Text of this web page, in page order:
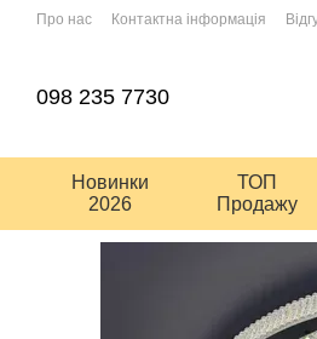
Перейти до основного контенту
Про нас Контактна інформація
098 235 7730
Новинки
2026
ТОП
Продажу